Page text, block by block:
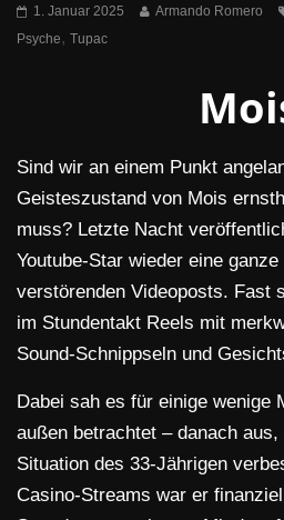
1. Januar 2025 Armando Romero
Psyche, Tupac
Sind wir an einem Punkt
Geisteszustand von Mois
muss? Letzte Nacht
Youtube-Star wieder eine
verstörenden Videoposts. Fast
im Stundentakt Reels mit
Sound-Schnippseln und
Dabei sah es für einige wenige
außen betrachtet – danach
Situation des 33-Jährigen
Casino-Streams war er